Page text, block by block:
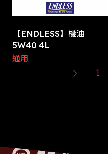
【ENDLESS】機油
5W40 4L
通用
1